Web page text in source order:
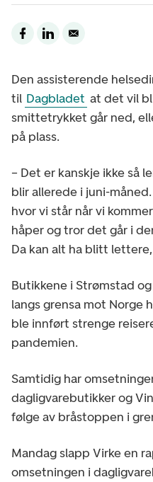
Den assisterende
til Dagbladet at det vil
smittetrykket går ned,
på plass.
– Det er kanskje ikke så
blir allerede i juni-
hvor vi står når vi
håper og tror det går i
Da kan alt ha blitt
Butikkene i Strømstad
langs grensa mot
ble innført strenge
pandemien.
Samtidig har
dagligvarebutikker og
følge av bråstoppen i
Mandag slapp Virke en
omsetningen i